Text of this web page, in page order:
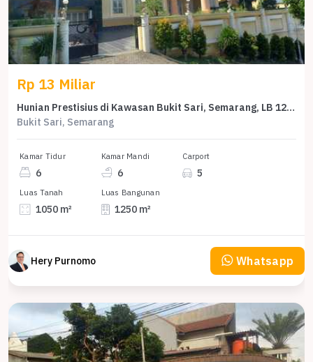
Rp 13 Miliar
Hunian Prestisius di Kawasan Bukit Sari, Semarang, LB 1250m², Harga 13 Miliar
Bukit Sari, Semarang
Kamar Tidur
6
Kamar Mandi
6
Carport
5
Luas Tanah
1050 m²
Luas Bangunan
1250 m²
Hery Purnomo Whatsapp